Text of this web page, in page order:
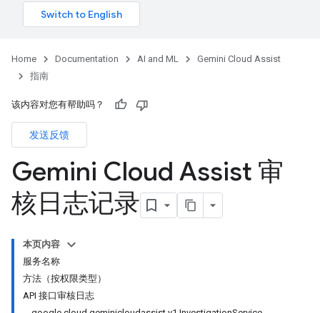
Home Documentation AI and ML
Gemini Cloud Assist
指南
该内容对您有帮助吗？
发送反馈
Gemini Cloud Assist 审
核日志记录
本页内容
服务名称
方法（按权限类型）
API 接口审核日志